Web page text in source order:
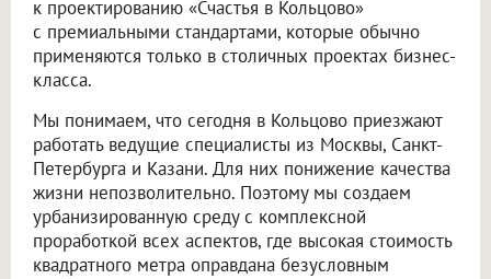
к проектированию «Счастья в Кольцово»
с премиальными стандартами, которые обычно
применяются только в столичных проектах бизнес-
класса.
Мы понимаем, что сегодня в Кольцово приезжают
работать ведущие специалисты из Москвы, Санкт-
Петербурга и Казани. Для них понижение качества
жизни непозволительно. Поэтому мы создаем
урбанизированную среду с комплексной
проработкой всех аспектов, где высокая стоимость
квадратного метра оправдана безусловным